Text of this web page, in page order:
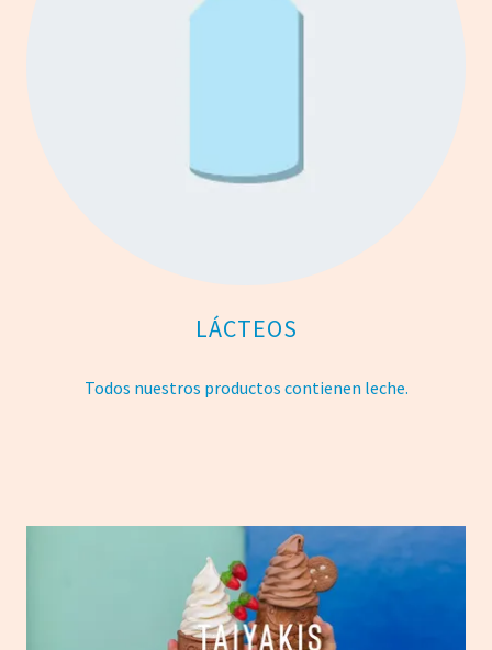
LÁCTEOS
Todos nuestros productos contienen leche.